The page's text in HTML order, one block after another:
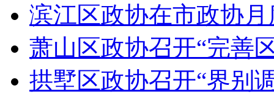
滨江区政协在市政协
萧山区政协召开“完善
拱墅区政协召开“界别